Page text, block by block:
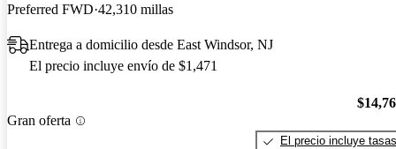
Preferred FWD 42,310 millas
Entrega a domicilio desde East Windsor, NJ
El precio incluye envío de $1,471
Gran oferta
El precio incluye tasas